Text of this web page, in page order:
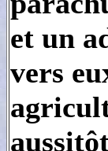
et un
vers